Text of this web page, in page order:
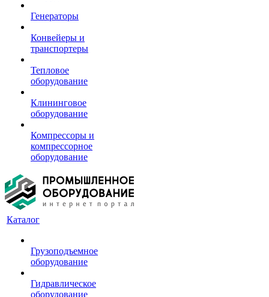
Генераторы
Конвейеры и
транспортеры
Тепловое
оборудование
Клининговое
оборудование
Компрессоры и
компрессорное
оборудование
Каталог
Грузоподъемное
оборудование
Гидравлическое
оборудование